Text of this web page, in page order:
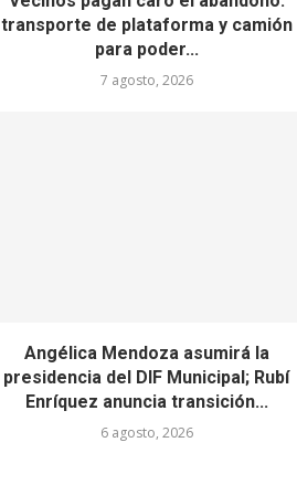
transporte de plataforma y camión
para poder...
7 agosto, 2026
Angélica Mendoza asumirá la
presidencia del DIF Municipal; Rubí
Enríquez anuncia transición...
6 agosto, 2026